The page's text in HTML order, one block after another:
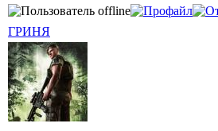
ГРИНЯ